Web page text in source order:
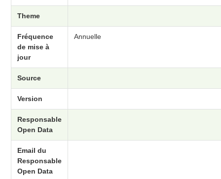
Theme
Fréquence
de mise à
jour
Annuelle
Source
Version
Responsable
Open Data
Email du
Responsable
Open Data